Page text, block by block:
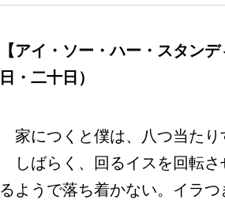
【アイ・ソー・ハー・スタン
日・二十日）
家につくと僕は、八つ当たり
しばらく、回るイスを回転さ
るようで落ち着かない。イラ